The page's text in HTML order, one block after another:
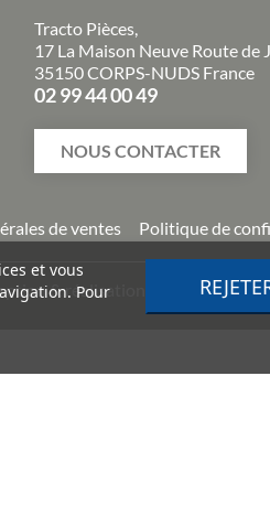
Tracto Pièces,
17 La Maison Neuve Route de
35150 CORPS-NUDS France
02 99 44 00 49
NOUS CONTACTER
de ventes Politique de
& réalisation : Agence
et vous
Pour